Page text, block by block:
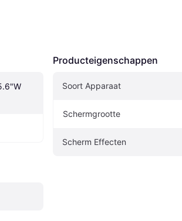
Producteigenschappen
Soort Apparaat
Schermgrootte
Scherm Effecten